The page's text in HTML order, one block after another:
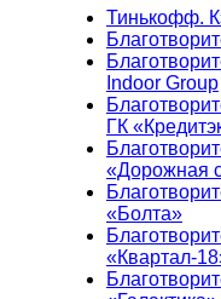
Тинькофф.
Indoor Group
ГК
«Дорожная
«Болта»
«Квартал-